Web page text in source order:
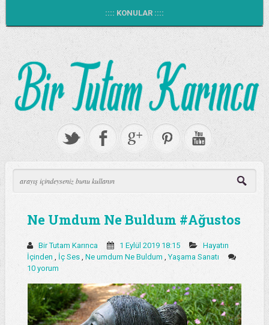
:::: KONULAR ::::
Ne Umdum Ne Buldum #Ağustos
Bir Tutam Karınca 1 Eylül 2019 18:15
Hayatın
İçinden
İç Ses Ne umdum Ne Buldum ,Yaşama Sanatı
10 yorum